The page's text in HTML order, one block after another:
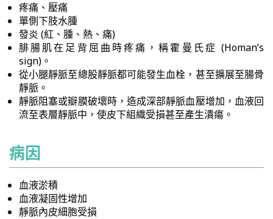
疼痛、壓痛
單側下肢水腫
發炎 (紅、腫、熱、痛)
腓腸肌在足背屈曲時疼痛，稱霍曼氏症 (Homan’s
sign)。
從小腿靜脈至總股靜脈都可能發生血栓，甚至擴展至腸骨
靜脈。
靜脈阻塞或瓣膜破壞時，造成深部靜脈血壓增加，血液回
流至表層靜脈中，使皮下組織受損甚至產生潰瘍。
病因
血液淤積
血液凝固性增加
靜脈內皮細胞受損